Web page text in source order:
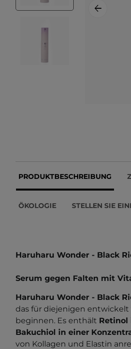
PRODUKTBESCHREIBUNG
ÖKOLOGIE STELLEN SIE
Haruharu Wonder - Black
Serum gegen Falten mit
Haruharu Wonder - Black
das für diejenigen
beginnen. Es enthält Retinol
Bakuchiol in einer
von Kollagen und Elastin